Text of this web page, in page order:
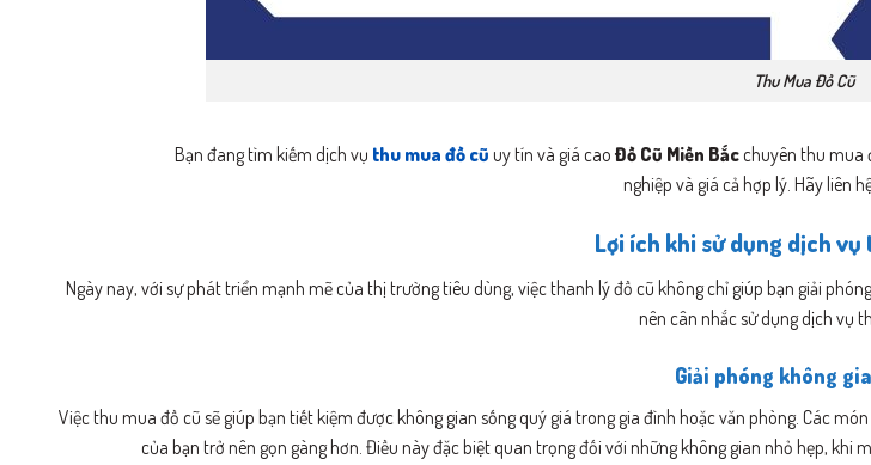
Thu Mua Đồ Cũ
Bạn đang tìm kiếm dịch vụ thu mua đồ cũ uy tín và giá cao Đồ Cũ Miền Bắcchuyên thu mua
nghiệp và giá cả hợp lý. Hãy liên
Lợi ích khi sử dụng dịch vụ
Ngày nay, với sự phát triển mạnh mẽ của thị trường tiêu dùng, việc thanh lý đồ cũ không chỉ giúp bạn giải
nên cân nhắc sử dụng dịch vụ
Giải phóng không
Việc thu mua đồ cũ sẽ giúp bạn tiết kiệm được không gian sống quý giá trong gia đình hoặc văn phòng. Các
của bạn trở nên gọn gàng hơn. Điều này đặc biệt quan trọng đối với những không gian nhỏ hẹp,